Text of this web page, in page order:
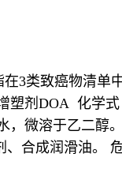
3类致癌物清单
剂DOA 化学式
，微溶于乙二
成润滑油。 危